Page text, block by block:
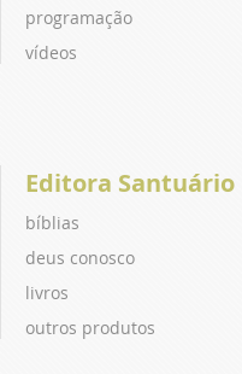
programação
vídeos
Editora Santuário
bíblias
deus conosco
livros
outros produtos